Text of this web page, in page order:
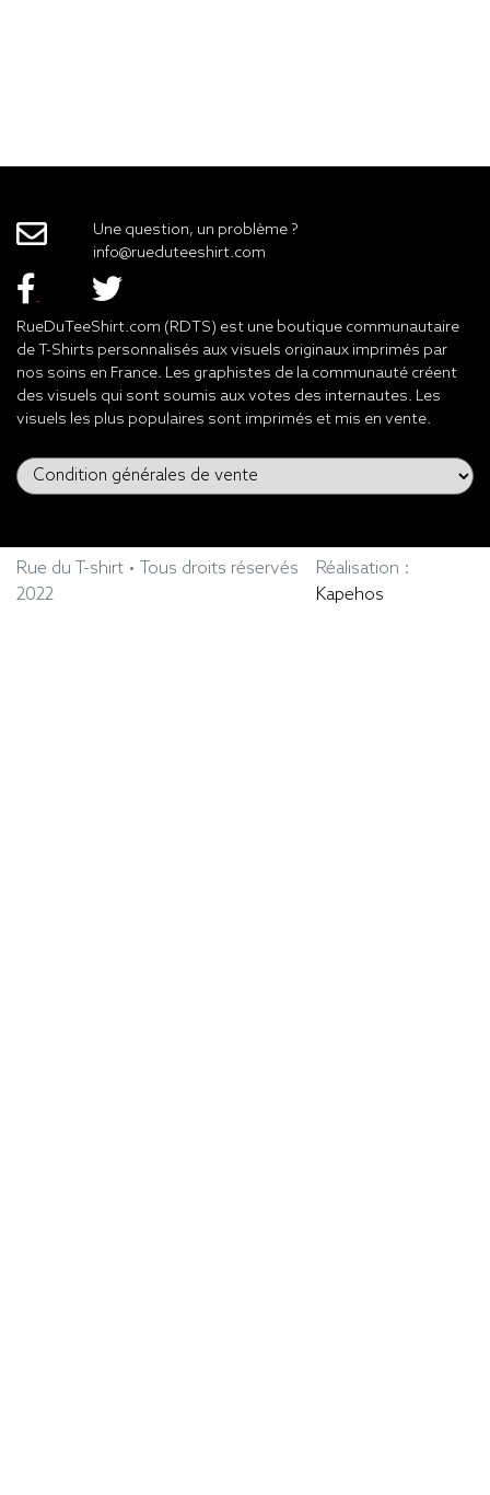
Une question, un problème ?
info@rueduteeshirt.com
RueDuTeeShirt.com (RDTS) est une boutique communautaire
de T-Shirts personnalisés aux visuels originaux imprimés par
nos soins en France. Les graphistes de la communauté créent
des visuels qui sont soumis aux votes des internautes. Les
visuels les plus populaires sont imprimés et mis en vente.
Rue du T-shirt • Tous droits réservés
2022
Réalisation :
Kapehos